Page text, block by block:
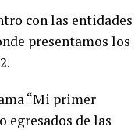
con las entidades
presentamos los
“Mi primer
egresados de las